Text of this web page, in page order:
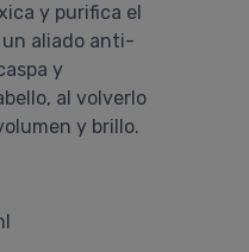
y purifica el
un aliado anti-
y
al volverlo
y brillo.